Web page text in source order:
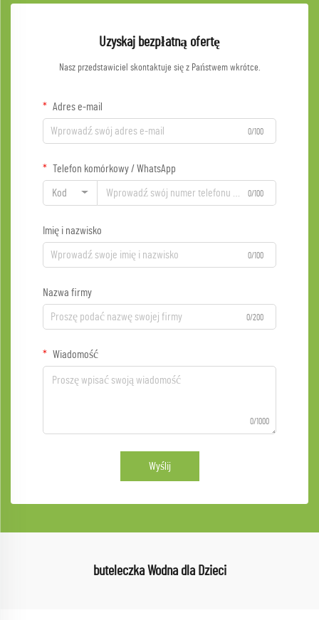
Uzyskaj bezpłatną ofertę
Nasz przedstawiciel skontaktuje się z Państwem wkrótce.
Adres e-mail
0/100
Telefon komórkowy / WhatsApp
Kod 0/100
Imię i nazwisko
0/100
Nazwa firmy
0/200
Wiadomość
0/1000
Wyślij
buteleczka Wodna dla Dzieci